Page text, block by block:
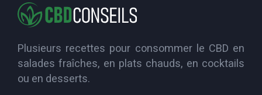
Plusieurs recettes pour consommer le CBD en
salades fraîches, en plats chauds, en cocktails
ou en desserts.